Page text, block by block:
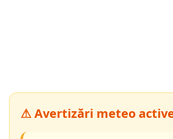
⚠ Avertizări meteo